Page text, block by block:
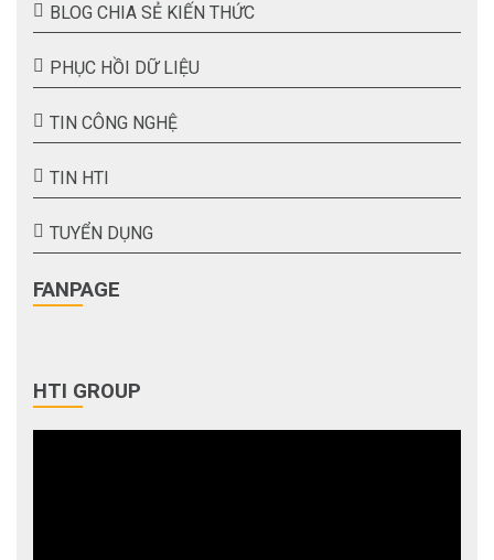
BLOG CHIA SẺ KIẾN THỨC
PHỤC HỒI DỮ LIỆU
TIN CÔNG NGHỆ
TIN HTI
TUYỂN DỤNG
FANPAGE
HTI GROUP